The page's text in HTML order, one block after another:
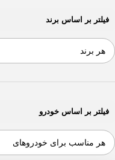
فیلتر بر اساس برند
فیلتر بر اساس خودرو